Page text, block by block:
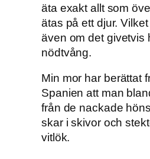
äta exakt allt som
ätas på ett djur.
även om det givetvis
nödtvång.
Min mor har berättat
Spanien att man
från de nackade
skar i skivor och
vitlök.